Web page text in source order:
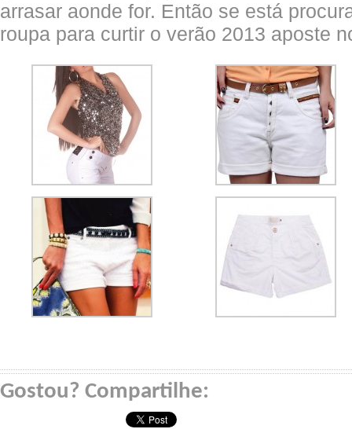
arrasar aonde for. Então se está
roupa para curtir o verão 2013 aposte
Gostou? Compartilhe: